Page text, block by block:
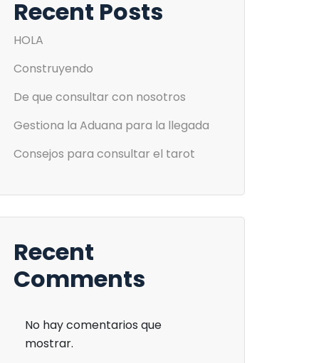
Recent Posts
HOLA
Construyendo
De que consultar con nosotros
Gestiona la Aduana para la llegada
Consejos para consultar el tarot
Recent
Comments
No hay comentarios que
mostrar.